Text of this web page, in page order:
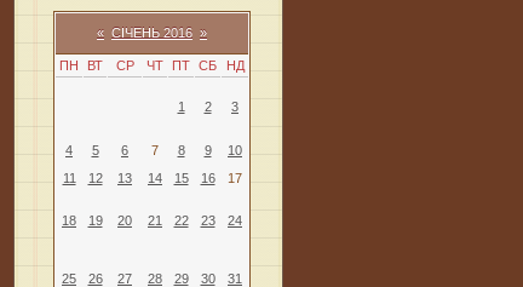
« СІЧЕНЬ 2016 »
ПН ВТ СР ЧТ ПТ СБ НД
1 2 3
4 5 6 7 8 9
10
11
12 13 14 15 16 17
18 19 20 21 22 23 24
25 26 27 28 29 30 31